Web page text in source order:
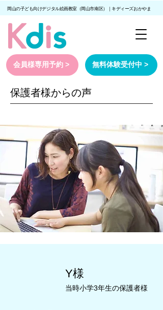
岡山の子ども向けデジタル絵画教室（岡山市南区）｜キディーズおかやま
会員様専用予約 > 無料体験受付中 >
保護者様からの声
Y様
当時小学3年生の保護者様